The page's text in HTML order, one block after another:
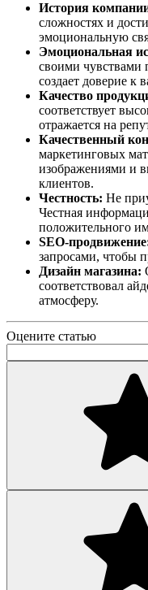
История
сложностях и
эмоциональную
Эмоциональная
своими чувствами
создает доверие к
Качество
соответствует
отражается на
Качественный
маркетинговых
изображениями и
клиентов.
Честность: Не
Честная
положительного
SEO-
запросами, чтобы
Дизайн магазина:
соответствовал
атмосферу.
Оцените статью